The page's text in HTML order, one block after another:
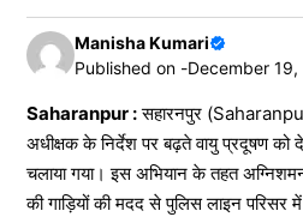
Manisha Kumari
Published on -December 19,
Saharanpur :सहारनपुर
अधीक्षक के निर्देश पर बढ़ते वायु प्रदूषण
चलाया गया। इस अभियान के तहत
की गाड़ियों की मदद से पुलिस लाइन परिसर